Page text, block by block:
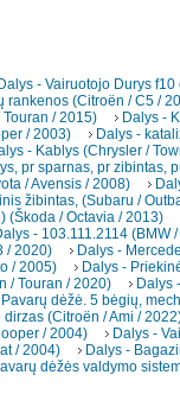
Dalys - Vairuotojo Durys
rankenos (Citroën / C5 /
/ 2015)
Dalys -
/ 2003)
Dalys -
- Kablys (Chrysler /
pr sparnas, pr zibintas,
/ Avensis / 2008)
žibintas, (Subaru /
(Škoda / Octavia / 2013)
- 103.111.2114 (BMW
/ 2020)
Dalys -
/ 2005)
Dalys -
/ Touran / 2020)
Dalys
Pavarų dėžė. 5 bėgių,
dirzas (Citroën / Ami /
/ 2004)
Dalys -
/ 2004)
Dalys -
dėžės valdymo